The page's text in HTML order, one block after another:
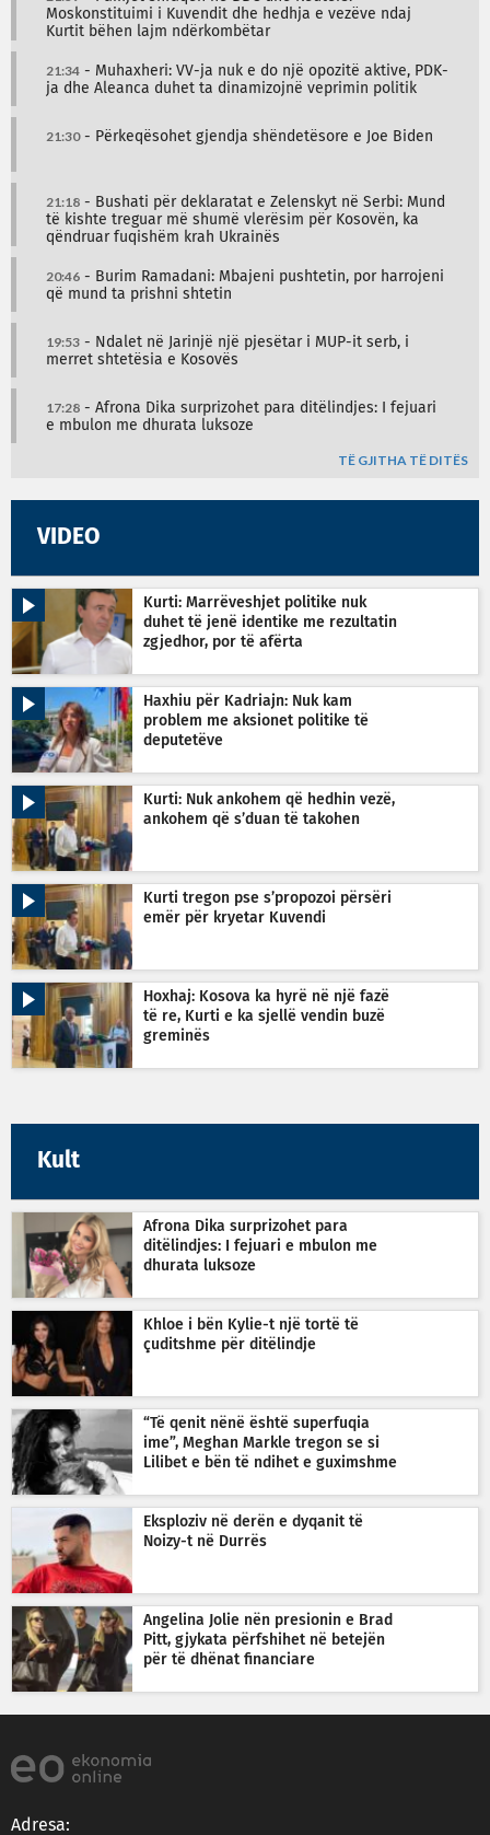
Moskonstituimi i Kuvendit dhe hedhja e vezëve ndaj
Kurtit bëhen lajm ndërkombëtar
21:34 - Muhaxheri: VV-ja nuk e do një opozitë aktive, PDK-
ja dhe Aleanca duhet ta dinamizojnë veprimin politik
21:30- Përkeqësohet gjendja shëndetësore e Joe Biden
21:18 - Bushati për deklaratat e Zelenskyt në Serbi: Mund
të kishte treguar më shumë vlerësim për Kosovën, ka
qëndruar fuqishëm krah Ukrainës
20:46 - Burim Ramadani: Mbajeni pushtetin, por harrojeni
që mund ta prishni shtetin
19:53 - Ndalet në Jarinjë një pjesëtar i MUP-it serb, i
merret shtetësia e Kosovës
17:28 - Afrona Dika surprizohet para ditëlindjes: I fejuari
e mbulon me dhurata luksoze
TË GJITHA TË DITËS
VIDEO
Kurti: Marrëveshjet politike nuk
duhet të jenë identike me rezultatin
zgjedhor, por të afërta
Haxhiu për Kadriajn: Nuk kam
problem me aksionet politike të
deputetëve
Kurti: Nuk ankohem që hedhin vezë,
ankohem që s’duan të takohen
Kurti tregon pse s’propozoi përsëri
emër për kryetar Kuvendi
Hoxhaj: Kosova ka hyrë në një fazë
të re, Kurti e ka sjellë vendin buzë
greminës
Kult
Afrona Dika surprizohet para
ditëlindjes: I fejuari e mbulon me
dhurata luksoze
Khloe i bën Kylie-t një tortë të
çuditshme për ditëlindje
“Të qenit nënë është superfuqia
ime”, Meghan Markle tregon se si
Lilibet e bën të ndihet e guximshme
Eksploziv në derën e dyqanit të
Noizy-t në Durrës
Angelina Jolie nën presionin e Brad
Pitt, gjykata përfshihet në betejën
për të dhënat financiare
Adresa: